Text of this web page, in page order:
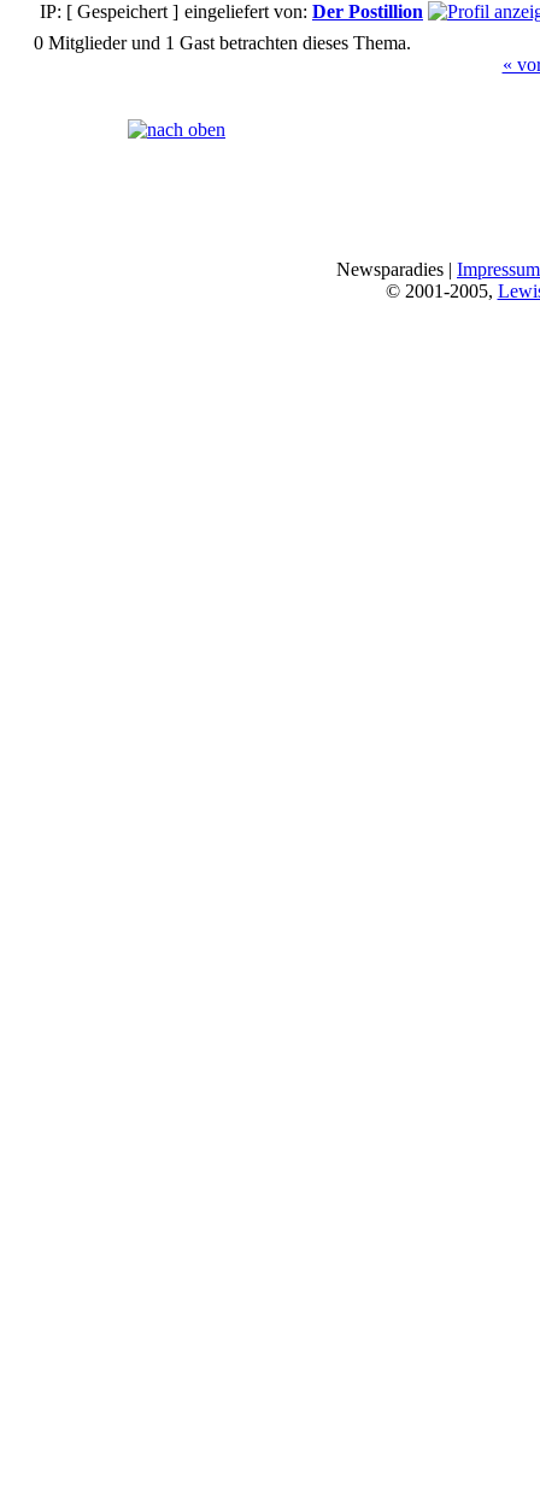
IP: [ Gespeichert ] eingeliefert von: Der Postillion
0 Mitglieder und 1 Gast betrachten dieses Thema.
«
Newsparadies | Impressum
© 2001-2005,